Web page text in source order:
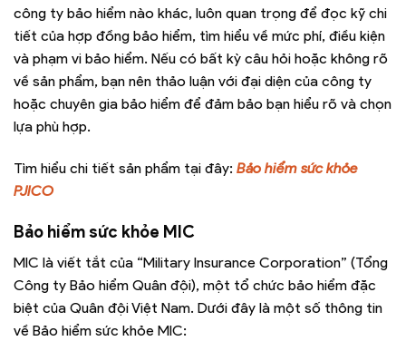
công ty bảo hiểm nào khác, luôn quan trọng để đọc kỹ chi
tiết của hợp đồng bảo hiểm, tìm hiểu về mức phí, điều kiện
và phạm vi bảo hiểm. Nếu có bất kỳ câu hỏi hoặc không rõ
về sản phẩm, bạn nên thảo luận với đại diện của công ty
hoặc chuyên gia bảo hiểm để đảm bảo bạn hiểu rõ và chọn
lựa phù hợp.
Tìm hiểu chi tiết sản phẩm tại đây: Bảo hiểm sức khỏe
PJICO
Bảo hiểm sức khỏe MIC
MIC là viết tắt của “Military Insurance Corporation” (Tổng
Công ty Bảo hiểm Quân đội), một tổ chức bảo hiểm đặc
biệt của Quân đội Việt Nam. Dưới đây là một số thông tin
về Bảo hiểm sức khỏe MIC: